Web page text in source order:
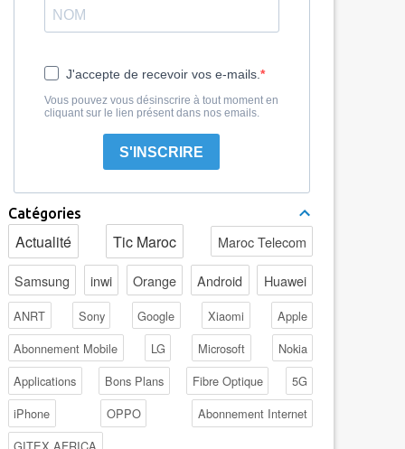
J'accepte de recevoir vos e-mails.
Vous pouvez vous désinscrire à tout moment en
cliquant sur le lien présent dans nos emails.
S'INSCRIRE
Catégories
Actualité Tic Maroc Maroc Telecom
Samsung inwi Orange Android Huawei
ANRT Sony Google Xiaomi
Apple
Abonnement Mobile
LG Microsoft
Nokia
Applications
Bons Plans Fibre Optique
5G
iPhone
OPPO
Abonnement Internet